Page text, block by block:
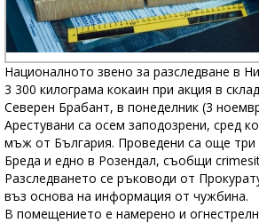
Националното звено за разследване в
3 300 килограма кокаин при акция в
Северен Брабант, в понеделник (3
Арестувани са осем заподозрени, сред
мъж от България. Проведени са още три
Бреда и едно в Розендал, съобщи
Разследването се ръководи от
въз основа на информация от чужбина.
В помещението е намерено и